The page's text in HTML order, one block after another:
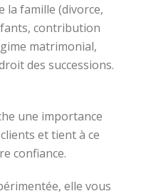
la famille (divorce,
contribution
matrimonial,
des successions.
une importance
et tient à ce
confiance.
elle vous